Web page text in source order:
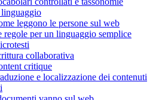
leggono le persone sul web
regole per un linguaggio semplice
collaborativa
critique
e localizzazione dei contenuti